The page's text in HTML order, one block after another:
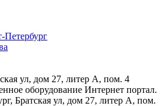
Петербург
ул, дом 27, литер А, пом. 4
оборудование Интернет портал.
Братская ул, дом 27, литер А, пом.